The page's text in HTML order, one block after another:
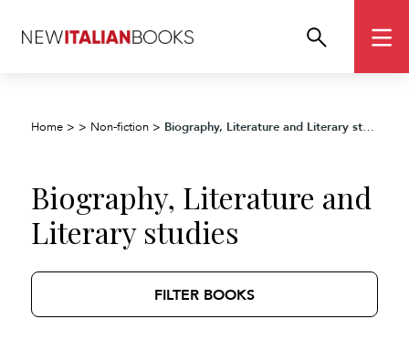
Home > > Non-fiction > Biography, Literature and Literary studies
Biography, Literature and
Literary studies
FILTER BOOKS